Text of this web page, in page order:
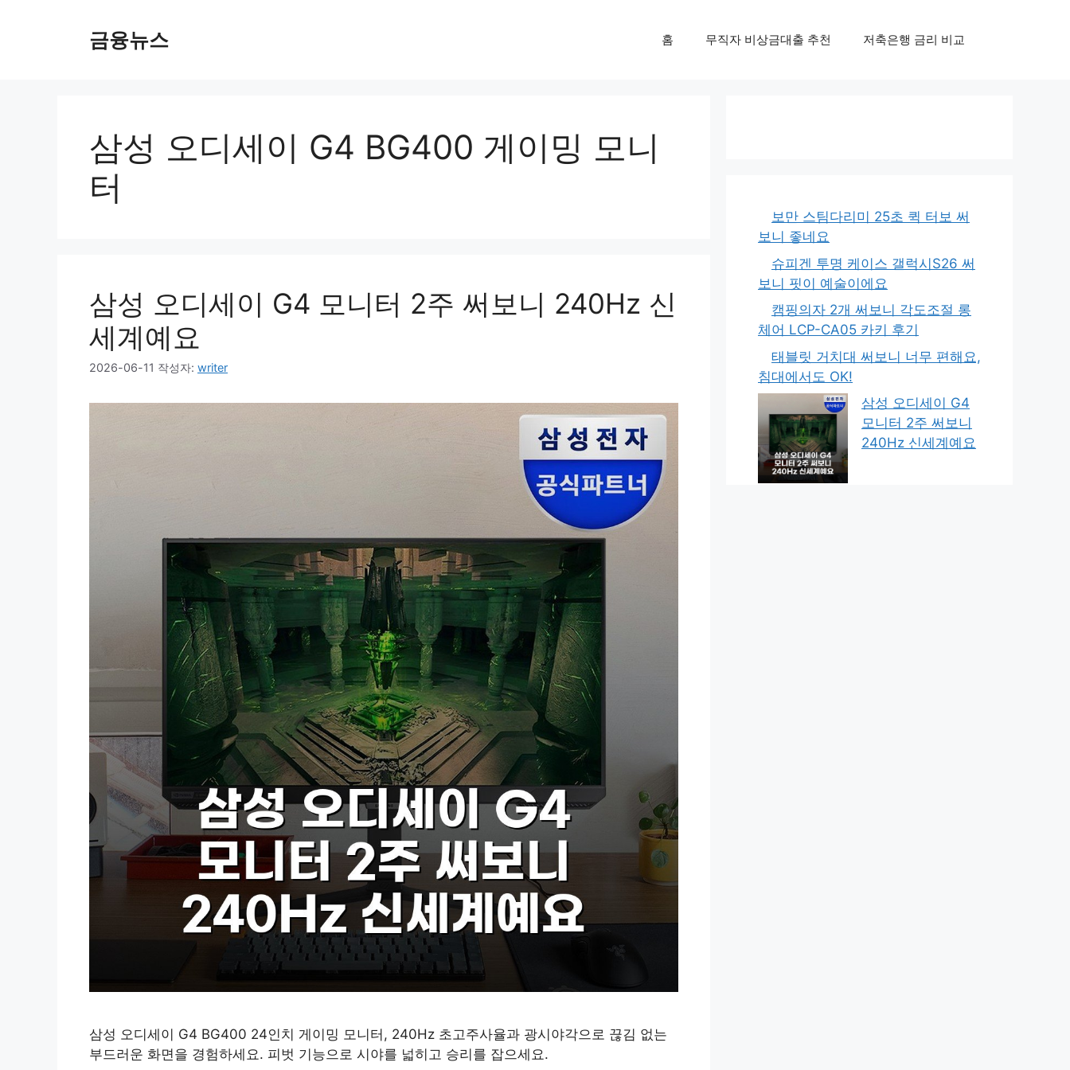
금융뉴스 홈 무직자 비상금대출 추천 저축은행 금리 비교
삼성 오디세이 G4 BG400 게이밍 모니
터
삼성 오디세이 G4 모니터 2주 써보니 240Hz 신
세계예요
2026-06-11 작성자: writer
삼성 오디세이 G4 BG400 24인치 게이밍 모니터, 240Hz 초고주사율과 광시야각으로 끊김 없는
부드러운 화면을 경험하세요. 피벗 기능으로 시야를 넓히고 승리를 잡으세요.
보만 스팀다리미 25초 퀵 터보 써
보니 좋네요
슈피겐 투명 케이스 갤럭시S26 써
보니 핏이 예술이에요
캠핑의자 2개 써보니 각도조절 롱
체어 LCP-CA05 카키 후기
태블릿 거치대 써보니 너무 편해요,
침대에서도 OK!
삼성 오디세이 G4
모니터 2주 써보니
240Hz 신세계예요